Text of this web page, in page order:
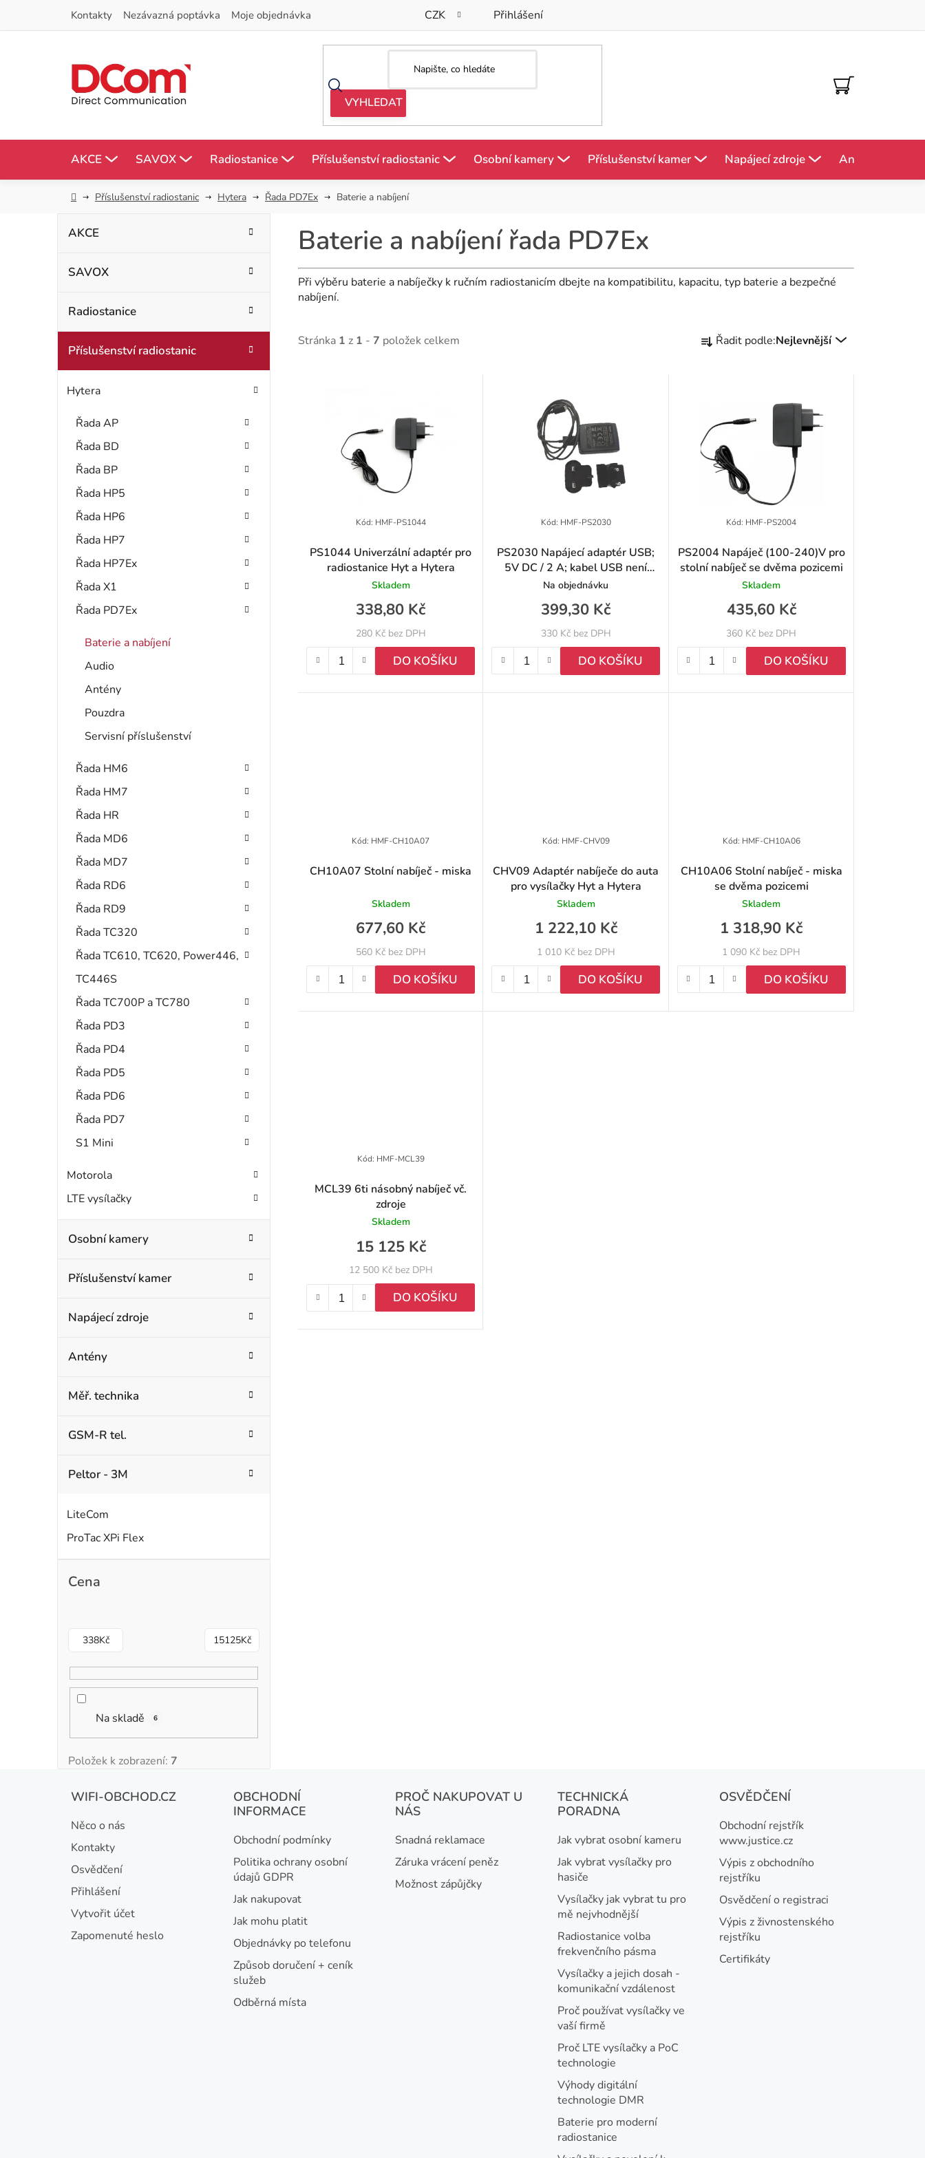
Kontakty Nezávazná poptávka Moje objednávka CZK Přihlášení
NÁKUPNÍ
KOŠÍK
AKCE SAVOX Radiostanice Příslušenství radiostanic Osobní kamery Příslušenství kamer Napájecí zdroje Antény
DomůPříslušenství radiostanic Hytera Řada PD7Ex Baterie a nabíjení
P
r
a
n
kategorie
r
e
AKCE
SAVOX
Radiostanice
Příslušenství radiostanic
Hytera
Řada AP
Řada BD
Řada BP
Řada HP5
Řada HP6
Řada HP7
Řada HP7Ex
Řada X1
Řada PD7Ex
Baterie a nabíjení
Audio
Antény
Pouzdra
Servisní příslušenství
Řada HM6
Řada HM7
Řada HR
Řada MD6
Řada MD7
Řada RD6
Řada RD9
Řada TC320
Řada TC610, TC620, Power446,
TC446S
Řada TC700P a TC780
Řada PD3
Řada PD4
Řada PD5
Řada PD6
Řada PD7
S1 Mini
Motorola
LTE vysílačky
Osobní kamery
Příslušenství kamer
Napájecí zdroje
Antény
Měř. technika
GSM-R tel.
Peltor - 3M
LiteCom
ProTac XPi Flex
Cena
338Kč 15125Kč
Na skladě 6
Položek k zobrazení: 7
Baterie a nabíjení řada PD7Ex
Při výběru baterie a nabíječky k ručním radiostanicím dbejte na kompatibilitu, kapacitu, typ baterie a bezpečné
nabíjení.
Stránka 1 z 1 - 7 položek celkem
Ř
n
o
t
ů
Řadit podle:Nejlevnější
t
PS1044 Univerzální adaptér pro
radiostanice Hyt a Hytera
Skladem
280 Kč bez DPH
338,80 Kč
DO KOŠÍKU
Kód: HMF-PS1044
PS2030 Napájecí adaptér USB;
5V DC / 2 A; kabel USB není
součástí balení
Na objednávku
330 Kč bez DPH
399,30 Kč
DO KOŠÍKU
Kód: HMF-PS2030
PS2004 Napáječ (100-240)V pro
stolní nabíječ se dvěma pozicemi
Skladem
360 Kč bez DPH
435,60 Kč
DO KOŠÍKU
Kód: HMF-PS2004
CH10A07 Stolní nabíječ - miska
Skladem
560 Kč bez DPH
677,60 Kč
DO KOŠÍKU
Kód: HMF-CH10A07
CHV09 Adaptér nabíječe do auta
pro vysílačky Hyt a Hytera
Skladem
1 010 Kč bez DPH
1 222,10 Kč
DO KOŠÍKU
Kód: HMF-CHV09
CH10A06 Stolní nabíječ - miska
se dvěma pozicemi
Skladem
1 090 Kč bez DPH
1 318,90 Kč
DO KOŠÍKU
Kód: HMF-CH10A06
MCL39 6ti násobný nabíječ vč.
zdroje
Skladem
12 500 Kč bez DPH
15 125 Kč
DO KOŠÍKU
Kód: HMF-MCL39
WIFI-OBCHOD.CZ
Něco o nás
Kontakty
Osvědčení
Přihlášení
Vytvořit účet
Zapomenuté heslo
OBCHODNÍ
INFORMACE
Obchodní podmínky
Politika ochrany osobní
údajů GDPR
Jak nakupovat
Jak mohu platit
Objednávky po telefonu
Způsob doručení + ceník
služeb
Odběrná místa
PROČ NAKUPOVAT U
NÁS
Snadná reklamace
Záruka vrácení peněz
Možnost zápůjčky
TECHNICKÁ
PORADNA
Jak vybrat osobní kameru
Jak vybrat vysílačky pro
hasiče
Vysílačky jak vybrat tu pro
mě nejvhodnější
Radiostanice volba
frekvenčního pásma
Vysílačky a jejich dosah -
komunikační vzdálenost
Proč používat vysílačky ve
vaší firmě
Proč LTE vysílačky a PoC
technologie
Výhody digitální
technologie DMR
Baterie pro moderní
radiostanice
OSVĚDČENÍ
Obchodní rejstřík
www.justice.cz
Výpis z obchodního
rejstříku
Osvědčení o registraci
Výpis z živnostenského
rejstříku
Certifikáty